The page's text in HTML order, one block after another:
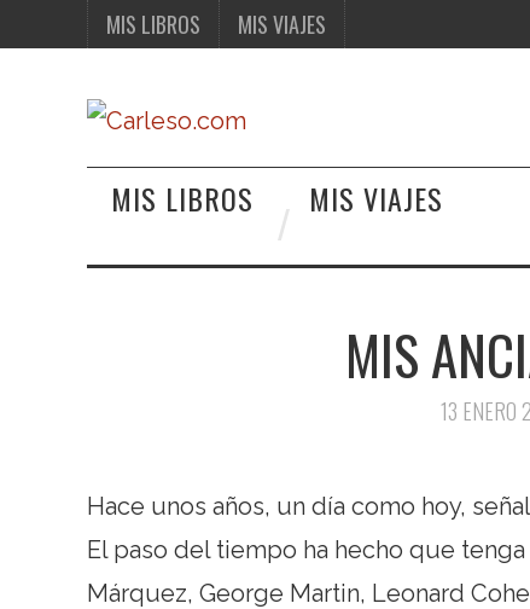
MIS LIBROS MIS VIAJES
MIS LIBROS MIS VIAJES
MIS
13 ENERO
Hace unos años, un día como hoy,
El paso del tiempo ha hecho que
Márquez, George Martin, Leonard